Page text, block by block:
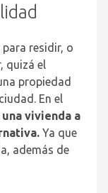
residir, o
quizá el
propiedad
En el
vivienda a
Ya que
además de